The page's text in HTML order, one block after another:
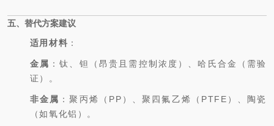
五、替代方案建议
适用材料 ：
金属 ：钛、钽（昂贵且需控制浓度）、哈氏合金（需验
证）。
非金属 ：聚丙烯（PP）、聚四氟乙烯（PTFE）、陶瓷
（如氧化铝）。